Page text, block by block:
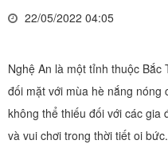
22/05/2022 04:05
Nghệ An là một tỉnh thuộc Bắc
đối mặt với mùa hè nắng nóng
không thể thiếu đối với các gia
và vui chơi trong thời tiết oi bức.